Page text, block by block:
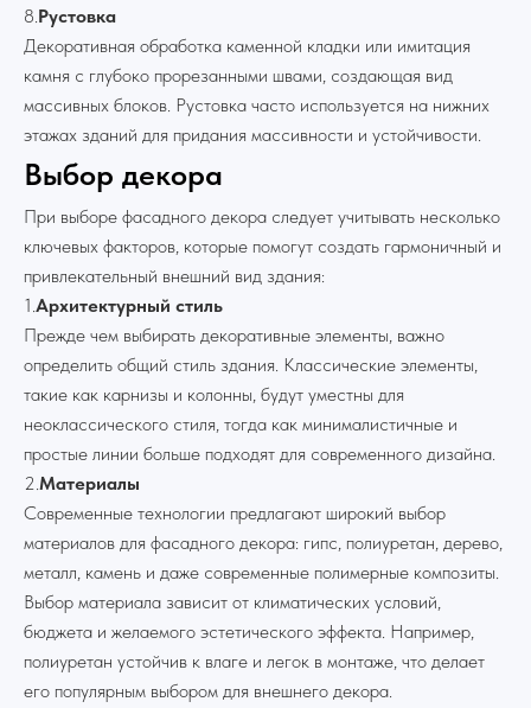
8.Рустовка
Декоративная обработка каменной кладки или имитация
камня с глубоко прорезанными швами, создающая вид
массивных блоков. Рустовка часто используется на нижних
этажах зданий для придания массивности и устойчивости.
Выбор декора
При выборе фасадного декора следует учитывать несколько
ключевых факторов, которые помогут создать гармоничный и
привлекательный внешний вид здания:
1.Архитектурный стиль
Прежде чем выбирать декоративные элементы, важно
определить общий стиль здания. Классические элементы,
такие как карнизы и колонны, будут уместны для
неоклассического стиля, тогда как минималистичные и
простые линии больше подходят для современного дизайна.
2.Материалы
Современные технологии предлагают широкий выбор
материалов для фасадного декора: гипс, полиуретан, дерево,
металл, камень и даже современные полимерные композиты.
Выбор материала зависит от климатических условий,
бюджета и желаемого эстетического эффекта. Например,
полиуретан устойчив к влаге и легок в монтаже, что делает
его популярным выбором для внешнего декора.